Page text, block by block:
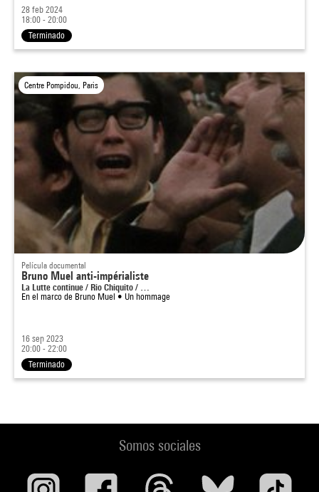
28 feb 2024
18:00 - 20:00
Terminado
Centre Pompidou, Paris
Película documental
Bruno Muel anti-impérialiste
La Lutte continue / Rio Chiquito / …
En el marco de Bruno Muel • Un hommage
16 sep 2023
20:00 - 22:00
Terminado
Somos sociales